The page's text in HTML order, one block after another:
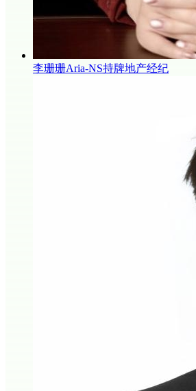
李珊珊Aria-NS持牌地产经纪